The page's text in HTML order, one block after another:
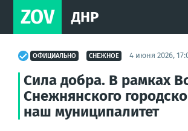
ZOV ДНР
ОФИЦИАЛЬНО СНЕЖНОЕ 4 июня 2026,
Сила добра. В рамках
Снежнянского
наш муниципалитет